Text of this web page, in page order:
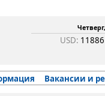
USD:
Вакансии и